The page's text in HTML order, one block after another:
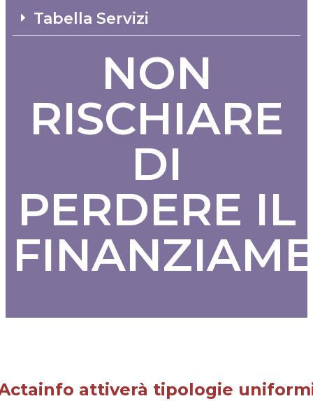
Tabella Servizi
NON
RISCHIARE
DI
PERDERE IL
attiverà tipologie